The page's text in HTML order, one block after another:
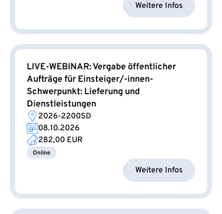
Weitere Infos
LIVE-WEBINAR: Vergabe öffentlicher
Aufträge für Einsteiger/-innen-
Schwerpunkt: Lieferung und
Dienstleistungen
2026-2200SD
08.10.2026
282,00 EUR
Online
Weitere Infos